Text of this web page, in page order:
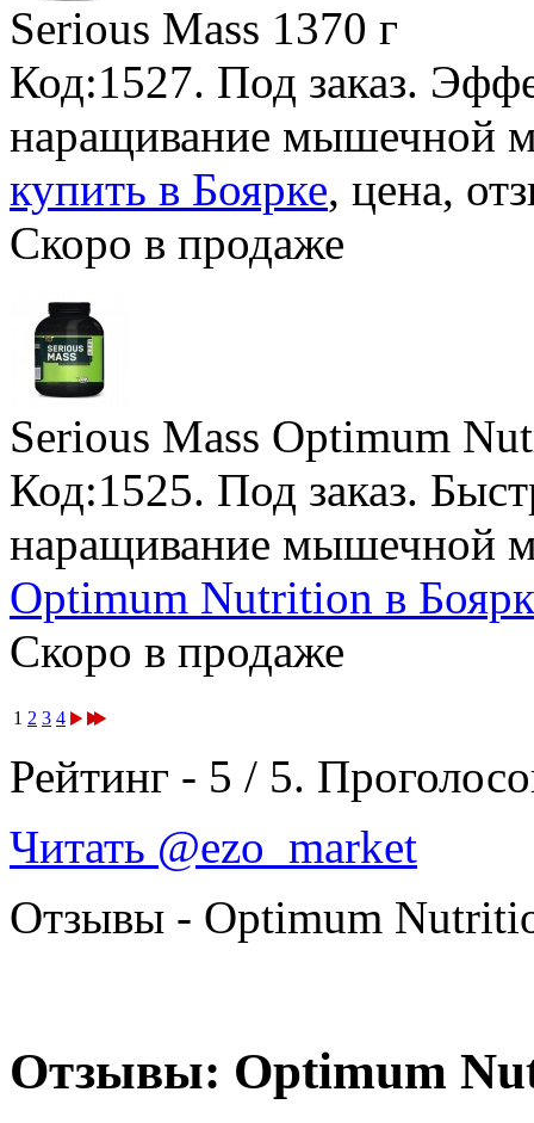
Serious Mass 1370 г
Код:1527. Под заказ.
наращивание мышечной
купить в Боярке, цена,
Скоро в продаже
Serious Mass Optimum
Код:1525. Под заказ.
наращивание мышечной
Optimum Nutrition в
Скоро в продаже
1 2 3 4
Рейтинг - 5 / 5.
Читать @ezo_market
Отзывы - Optimum
Отзывы: Optimum